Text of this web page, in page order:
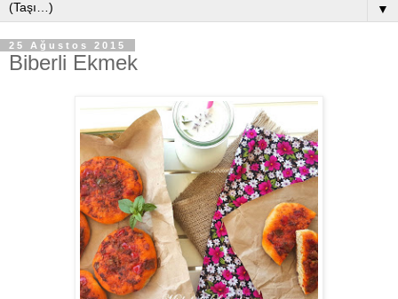
▼
25 Ağustos 2015
Biberli Ekmek